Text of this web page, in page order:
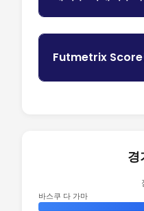
Futmetrix Score
경
바스쿠 다 가마